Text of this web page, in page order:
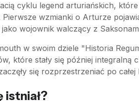
cyklu legend arturiańskich,
Pierwsze wzmianki o Arturze
wojownik walczący z
w swoim dziele "Historia
które stały się później integralną
się rozprzestrzeniać po całej
istniał?